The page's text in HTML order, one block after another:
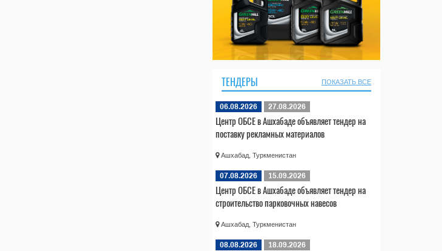
ТЕНДЕРЫ ПОКАЗАТЬ ВСЕ
06.08.2026 27.08.2026
Центр ОБСЕ в Ашхабаде объявляет тендер на
поставку рекламных материалов
Ашхабад, Туркменистан
07.08.2026 15.09.2026
Центр ОБСЕ в Ашхабаде объявляет тендер на
строительство парковочных навесов
Ашхабад, Туркменистан
08.08.2026 18.09.2026